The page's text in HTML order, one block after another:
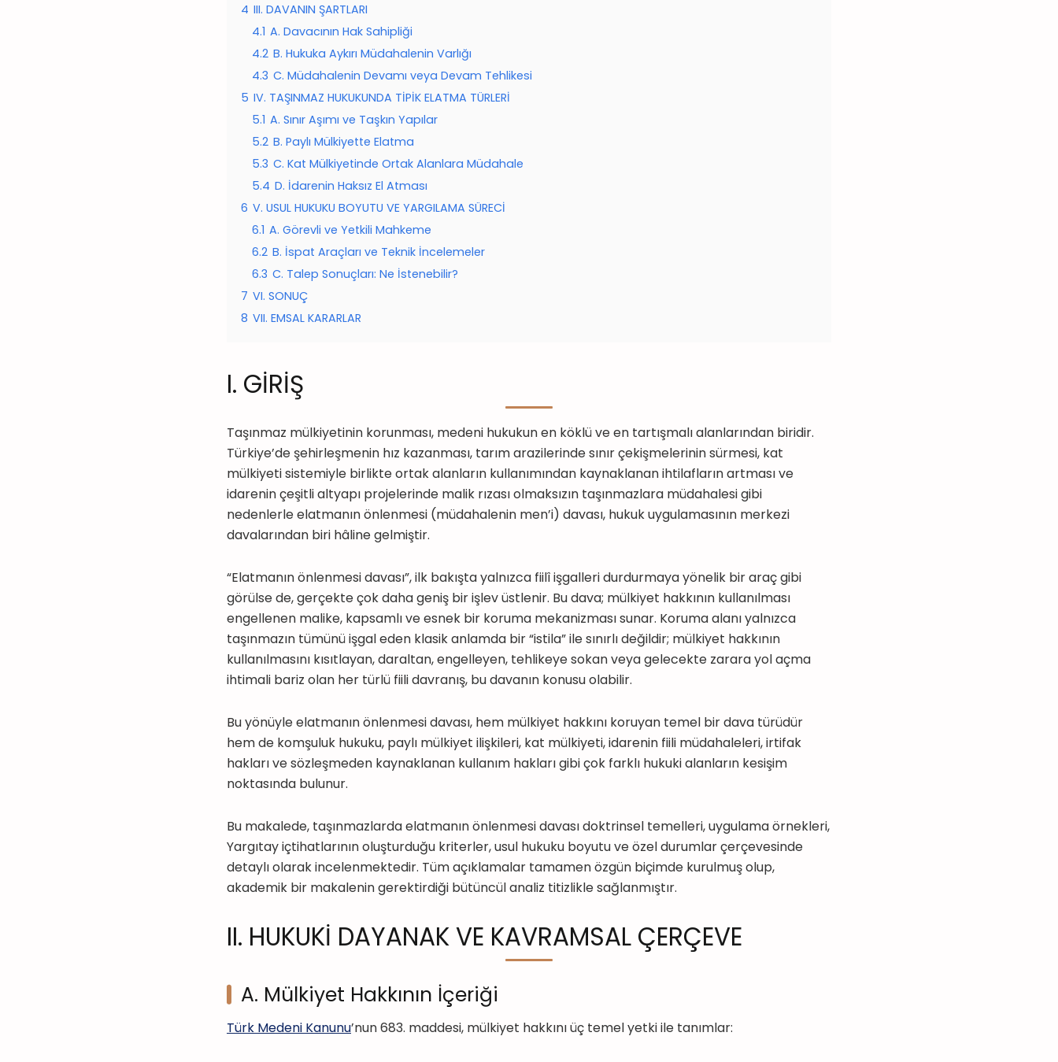
4 III. DAVANIN ŞARTLARI
4.1 A. Davacının Hak Sahipliği
4.2 B. Hukuka Aykırı Müdahalenin Varlığı
4.3 C. Müdahalenin Devamı veya Devam Tehlikesi
5 IV. TAŞINMAZ HUKUKUNDA TİPİK ELATMA TÜRLERİ
5.1 A. Sınır Aşımı ve Taşkın Yapılar
5.2 B. Paylı Mülkiyette Elatma
5.3 C. Kat Mülkiyetinde Ortak Alanlara Müdahale
5.4 D. İdarenin Haksız El Atması
6 V. USUL HUKUKU BOYUTU VE YARGILAMA SÜRECİ
6.1 A. Görevli ve Yetkili Mahkeme
6.2 B. İspat Araçları ve Teknik İncelemeler
6.3 C. Talep Sonuçları: Ne İstenebilir?
7 VI. SONUÇ
8 VII. EMSAL KARARLAR
I. GİRİŞ
Taşınmaz mülkiyetinin korunması, medeni hukukun en köklü ve en tartışmalı alanlarından biridir.
Türkiye’de şehirleşmenin hız kazanması, tarım arazilerinde sınır çekişmelerinin sürmesi, kat
mülkiyeti sistemiyle birlikte ortak alanların kullanımından kaynaklanan ihtilafların artması ve
idarenin çeşitli altyapı projelerinde malik rızası olmaksızın taşınmazlara müdahalesi gibi
nedenlerle elatmanın önlenmesi (müdahalenin men’i) davası, hukuk uygulamasının merkezi
davalarından biri hâline gelmiştir.
“Elatmanın önlenmesi davası”, ilk bakışta yalnızca fiilî işgalleri durdurmaya yönelik bir araç gibi
görülse de, gerçekte çok daha geniş bir işlev üstlenir. Bu dava; mülkiyet hakkının kullanılması
engellenen malike, kapsamlı ve esnek bir koruma mekanizması sunar. Koruma alanı yalnızca
taşınmazın tümünü işgal eden klasik anlamda bir “istila” ile sınırlı değildir; mülkiyet hakkının
kullanılmasını kısıtlayan, daraltan, engelleyen, tehlikeye sokan veya gelecekte zarara yol açma
ihtimali bariz olan her türlü fiili davranış, bu davanın konusu olabilir.
Bu yönüyle elatmanın önlenmesi davası, hem mülkiyet hakkını koruyan temel bir dava türüdür
hem de komşuluk hukuku, paylı mülkiyet ilişkileri, kat mülkiyeti, idarenin fiili müdahaleleri, irtifak
hakları ve sözleşmeden kaynaklanan kullanım hakları gibi çok farklı hukuki alanların kesişim
noktasında bulunur.
Bu makalede, taşınmazlarda elatmanın önlenmesi davası doktrinsel temelleri, uygulama örnekleri,
Yargıtay içtihatlarının oluşturduğu kriterler, usul hukuku boyutu ve özel durumlar çerçevesinde
detaylı olarak incelenmektedir. Tüm açıklamalar tamamen özgün biçimde kurulmuş olup,
akademik bir makalenin gerektirdiği bütüncül analiz titizlikle sağlanmıştır.
II. HUKUKİ DAYANAK VE KAVRAMSAL ÇERÇEVE
A. Mülkiyet Hakkının İçeriği
Türk Medeni Kanunu’nun 683. maddesi, mülkiyet hakkını üç temel yetki ile tanımlar: